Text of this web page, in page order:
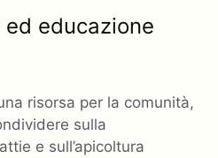
educazione
risorsa per la comunità,
sulla
e sull’apicoltura